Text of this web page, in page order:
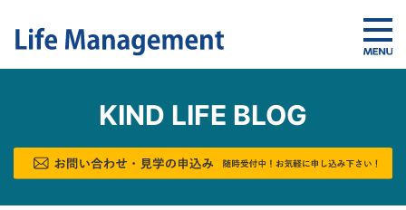
KIND LIFE BLOG